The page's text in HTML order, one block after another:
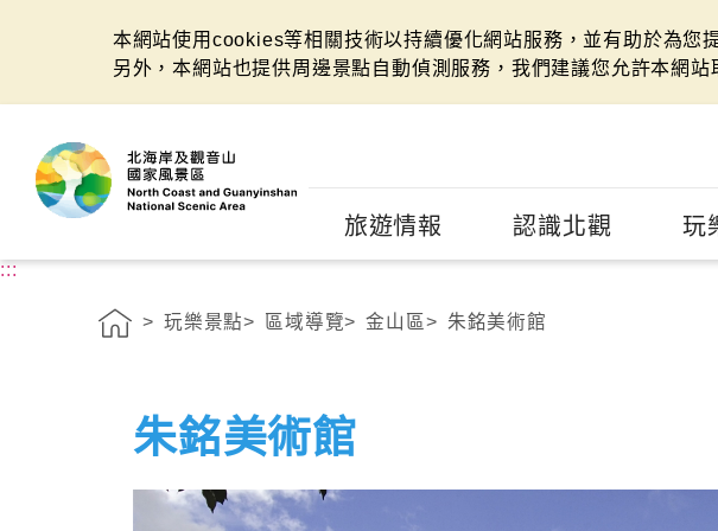
本網站使用cookies等相關技術以持續優化網站服務，並有助於為您
另外，本網站也提供周邊景點自動偵測服務，我們建議您允許本網
旅遊情報 認識北觀 玩
:::
玩樂景點 區域導覽 金山區 朱銘美術館
朱銘美術館